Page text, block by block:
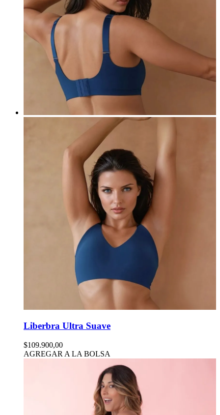
Liberbra Ultra Suave
$109.900,00
AGREGAR A LA BOLSA